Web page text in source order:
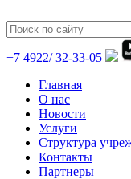
+7 4922/32-33-05
Главная
О нас
Новости
Услуги
Структура
Контакты
Партнеры